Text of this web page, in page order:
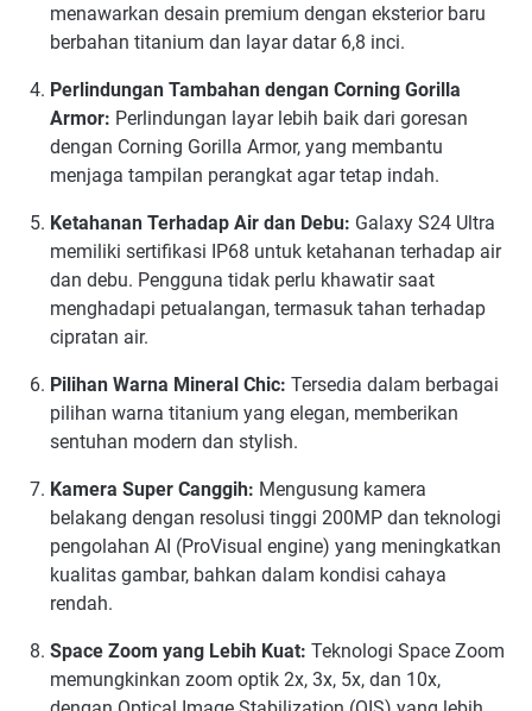
menawarkan desain premium dengan eksterior baru
berbahan titanium dan layar datar 6,8 inci.
Perlindungan Tambahan dengan Corning Gorilla
Armor: Perlindungan layar lebih baik dari goresan
dengan Corning Gorilla Armor, yang membantu
menjaga tampilan perangkat agar tetap indah.
Ketahanan Terhadap Air dan Debu: Galaxy S24 Ultra
memiliki sertifikasi IP68 untuk ketahanan terhadap air
dan debu. Pengguna tidak perlu khawatir saat
menghadapi petualangan, termasuk tahan terhadap
cipratan air.
Pilihan Warna Mineral Chic: Tersedia dalam berbagai
pilihan warna titanium yang elegan, memberikan
sentuhan modern dan stylish.
Kamera Super Canggih: Mengusung kamera
belakang dengan resolusi tinggi 200MP dan teknologi
pengolahan AI (ProVisual engine) yang meningkatkan
kualitas gambar, bahkan dalam kondisi cahaya
rendah.
Space Zoom yang Lebih Kuat: Teknologi Space Zoom
memungkinkan zoom optik 2x, 3x, 5x, dan 10x,